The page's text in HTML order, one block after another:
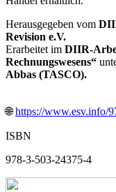
Herausgegeben vom
Revision e.V.
Erarbeitet im DIIR-
Rechnungswesens“
Abbas (TASCO).
🌐https://www.esv.info/
ISBN
978-3-503-24375-4